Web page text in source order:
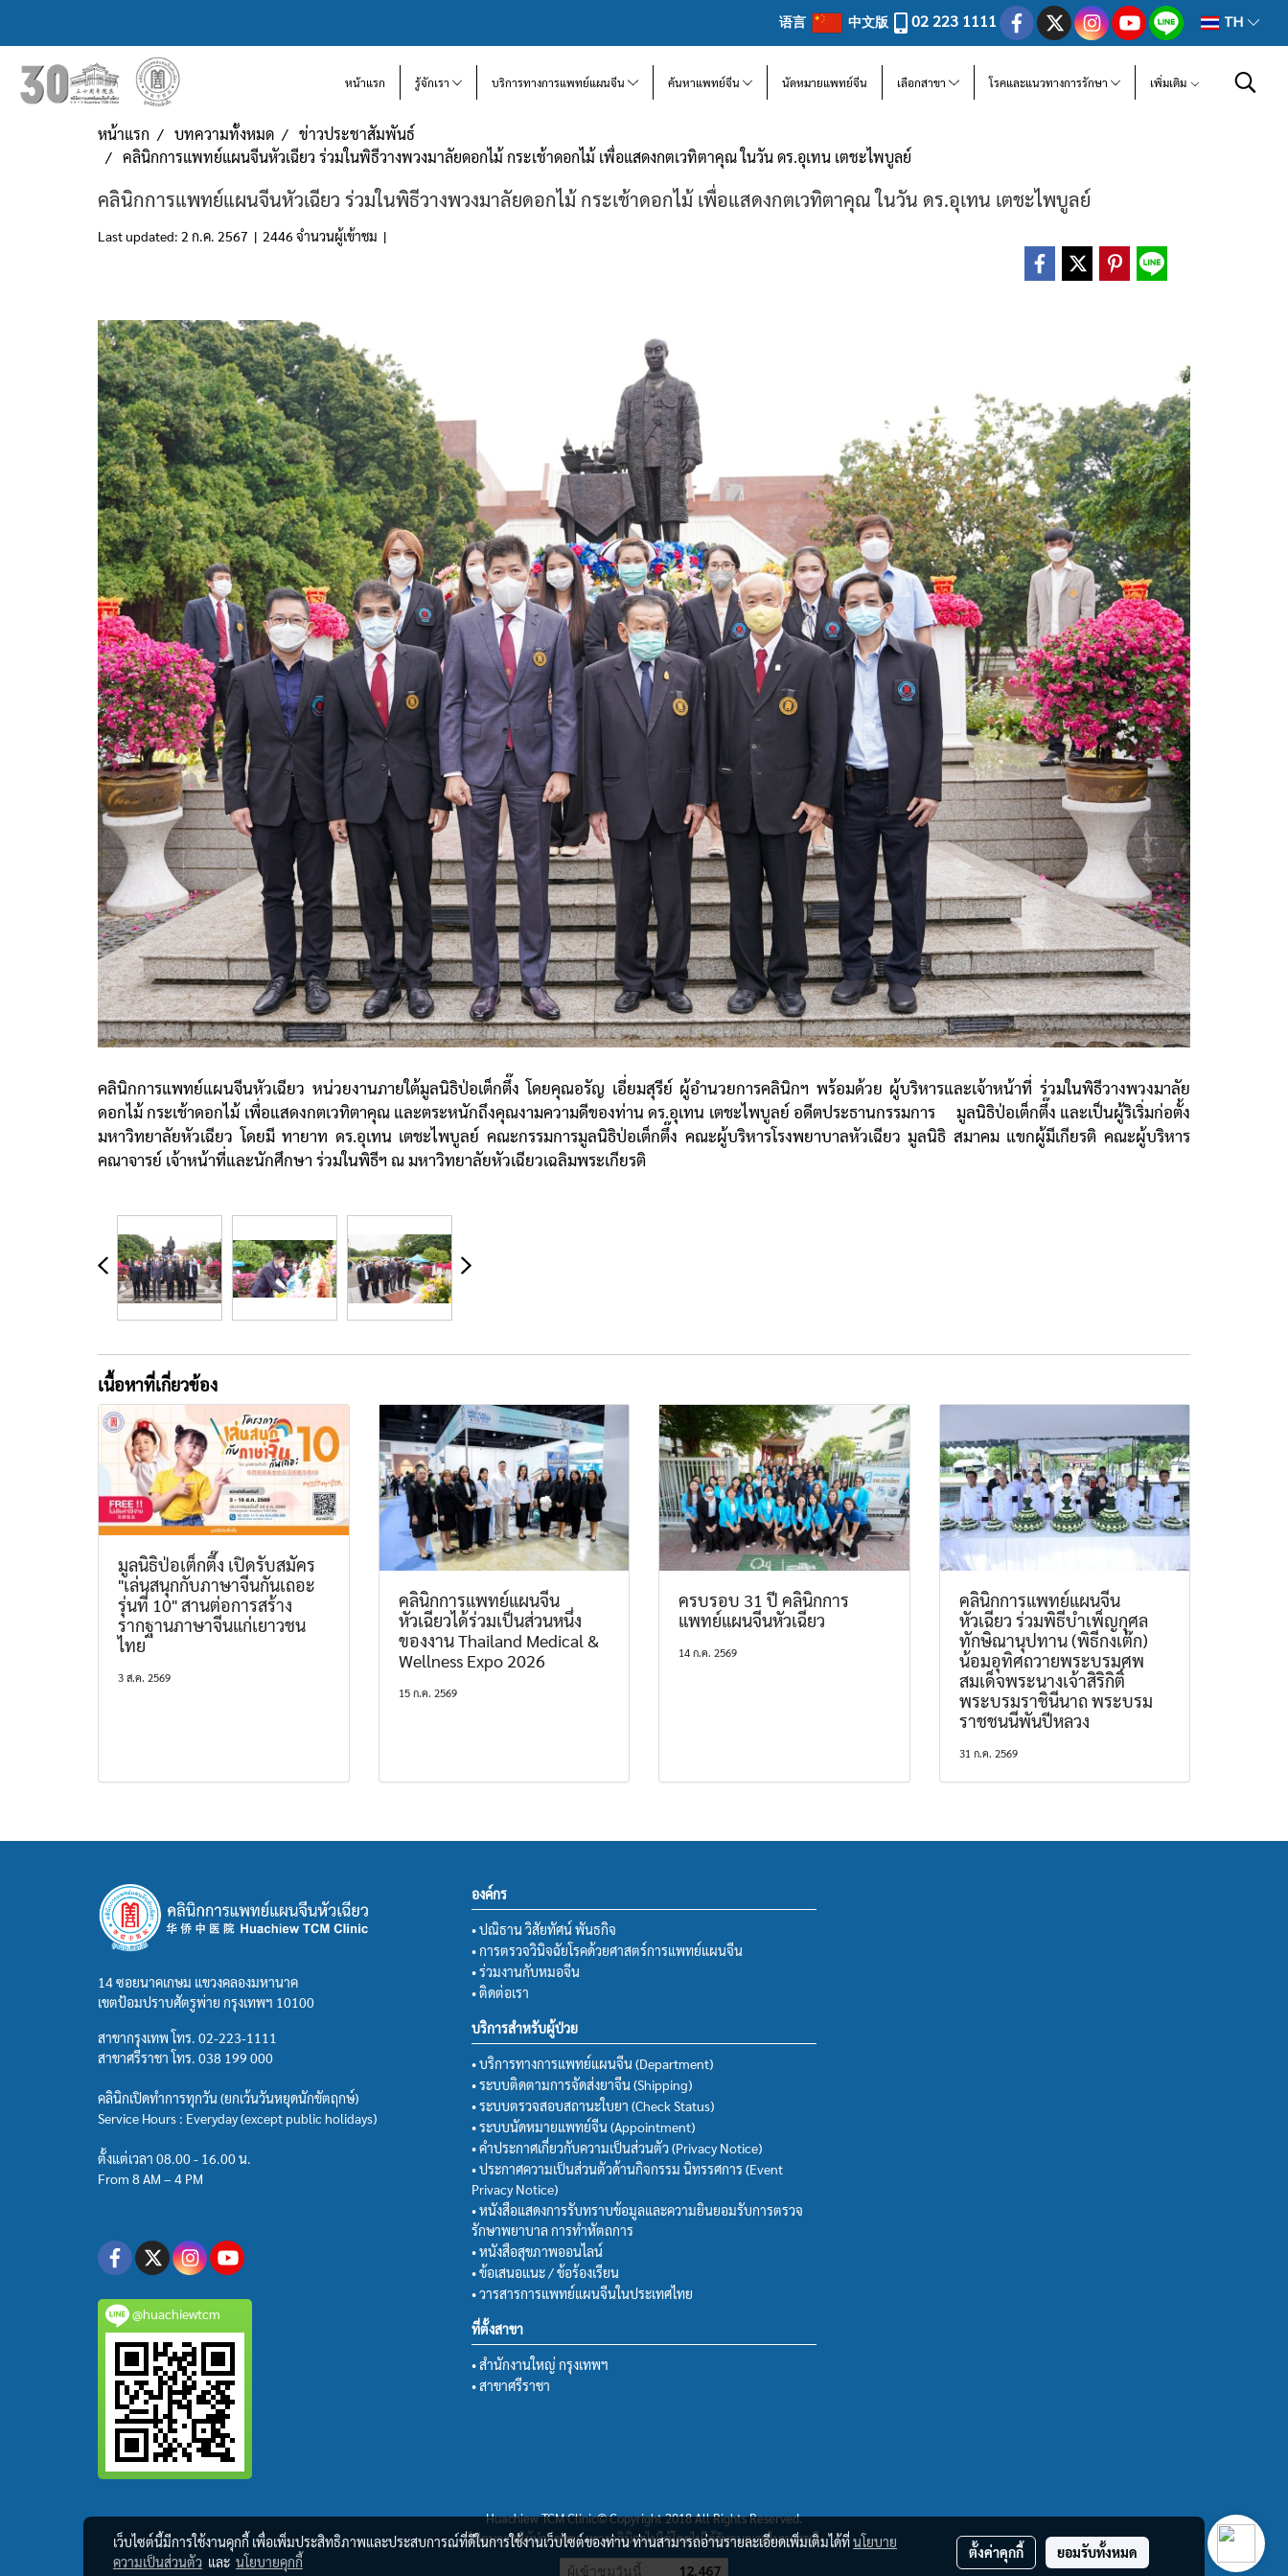
语言 中文版 02 223 1111 TH
หน้าแรก รู้จักเรา บริการทางการแพทย์แผนจีน ค้นหาแพทย์จีน นัดหมายแพทย์จีน เลือกสาขา โรคและแนวทางการรักษา เพิ่มเติม
หน้าแรก บทความทั้งหมด
ข่าวประชาสัมพันธ์
คลินิกการแพทย์แผนจีนหัวเฉียว ร่วมในพิธีวางพวงมาลัยดอกไม้ กระเช้าดอกไม้ เพื่อแสดงกตเวทิตาคุณ ในวัน ดร.อุเทน เตชะไพบูลย์
คลินิกการแพทย์แผนจีนหัวเฉียว ร่วมในพิธีวางพวงมาลัยดอกไม้ กระเช้าดอกไม้ เพื่อแสดงกตเวทิตาคุณ ในวัน ดร.อุเทน เตชะไพบูลย์
Last updated: 2 ก.ค. 2567 | 2446 จำนวนผู้เข้าชม |
คลินิกการแพทย์แผนจีนหัวเฉียว หน่วยงานภายใต้มูลนิธิป่อเต็กตึ๊ง โดยคุณอรัญ เอี่ยมสุรีย์ ผู้อำนวยการคลินิกฯ พร้อมด้วย ผู้บริหารและเจ้าหน้าที่ ร่วมในพิธีวางพวงมาลัย
ดอกไม้ กระเช้าดอกไม้ เพื่อแสดงกตเวทิตาคุณ และตระหนักถึงคุณงามความดีของท่าน ดร.อุเทน เตชะไพบูลย์ อดีตประธานกรรมการ มูลนิธิป่อเต็กตึ๊ง และเป็นผู้ริเริ่มก่อตั้ง
มหาวิทยาลัยหัวเฉียว โดยมี ทายาท ดร.อุเทน เตชะไพบูลย์ คณะกรรมการมูลนิธิป่อเต็กตึ๊ง คณะผู้บริหารโรงพยาบาลหัวเฉียว มูลนิธิ สมาคม แขกผู้มีเกียรติ คณะผู้บริหาร
คณาจารย์ เจ้าหน้าที่และนักศึกษา ร่วมในพิธีฯ ณ มหาวิทยาลัยหัวเฉียวเฉลิมพระเกียรติ
เนื้อหาที่เกี่ยวข้อง
มูลนิธิป่อเต็กตึ๊ง เปิดรับสมัคร
"เล่นสนุกกับภาษาจีนกันเถอะ
รุ่นที่ 10" สานต่อการสร้าง
รากฐานภาษาจีนแก่เยาวชน
ไทย
3 ส.ค. 2569
คลินิกการแพทย์แผนจีน
หัวเฉียวได้ร่วมเป็นส่วนหนึ่ง
ของงาน Thailand Medical &
Wellness Expo 2026
15 ก.ค. 2569
ครบรอบ 31 ปี คลินิกการ
แพทย์แผนจีนหัวเฉียว
14 ก.ค. 2569
คลินิกการแพทย์แผนจีน
หัวเฉียว ร่วมพิธีบำเพ็ญกุศล
ทักษิณานุปทาน (พิธีกงเต๊ก)
น้อมอุทิศถวายพระบรมศพ
สมเด็จพระนางเจ้าสิริกิติ์
พระบรมราชินีนาถ พระบรม
ราชชนนีพันปีหลวง
31 ก.ค. 2569
14 ซอยนาคเกษม แขวงคลองมหานาค
เขตป้อมปราบศัตรูพ่าย กรุงเทพฯ 10100
สาขากรุงเทพ โทร. 02-223-1111
สาขาศรีราชา โทร. 038 199 000
คลินิกเปิดทำการทุกวัน (ยกเว้นวันหยุดนักขัตฤกษ์)
Service Hours : Everyday (except public holidays)
ตั้งแต่เวลา 08.00 - 16.00 น.
From 8 AM – 4 PM
@huachiewtcm
องค์กร
• ปณิธาน วิสัยทัศน์ พันธกิจ
• การตรวจวินิจฉัยโรคด้วยศาสตร์การแพทย์แผนจีน
• ร่วมงานกับหมอจีน
• ติดต่อเรา
บริการสำหรับผู้ป่วย
• บริการทางการแพทย์แผนจีน (Department)
• ระบบติดตามการจัดส่งยาจีน (Shipping)
• ระบบตรวจสอบสถานะใบยา (Check Status)
• ระบบนัดหมายแพทย์จีน (Appointment)
• คำประกาศเกี่ยวกับความเป็นส่วนตัว (Privacy Notice)
• ประกาศความเป็นส่วนตัวด้านกิจกรรม นิทรรศการ (Event
Privacy Notice)
• หนังสือแสดงการรับทราบข้อมูลและความยินยอมรับการตรวจ
รักษาพยาบาล การทำหัตถการ
• หนังสือสุขภาพออนไลน์
• ข้อเสนอแนะ / ข้อร้องเรียน
• วารสารการแพทย์แผนจีนในประเทศไทย
ที่ตั้งสาขา
• สำนักงานใหญ่ กรุงเทพฯ
• สาขาศรีราชา
Huachiew TCM Clinic© Copyright 2018 All Rights Reserved.
ไม่อนุญาตให้นำภาพของทางคลินิกฯไปใช้โดยไม่ได้รับอนุญาตในทุกกรณี
ผู้เข้าชมวันนี้ 12,467
เว็บไซต์นี้มีการใช้งานคุกกี้ เพื่อเพิ่มประสิทธิภาพและประสบการณ์ที่ดีในการใช้งานเว็บไซต์ของท่าน ท่านสามารถอ่านรายละเอียดเพิ่มเติมได้ที่นโยบาย
ความเป็นส่วนตัว และ นโยบายคุกกี้
ตั้งค่าคุกกี้ ยอมรับทั้งหมด